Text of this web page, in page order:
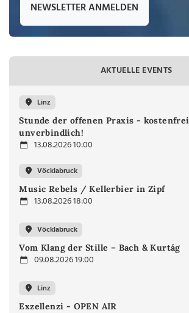
NEWSLETTER ANMELDEN
AKTUELLE EVENTS
Linz
Stunde der offenen Praxis -
unverbindlich!
13.08.2026 10:00
Vöcklabruck
Music Rebels / Kellerbier in Zipf
13.08.2026 18:00
Vöcklabruck
Vom Klang der Stille – Bach & Kurtág
09.08.2026 19:00
Linz
Exzellenzi - OPEN AIR